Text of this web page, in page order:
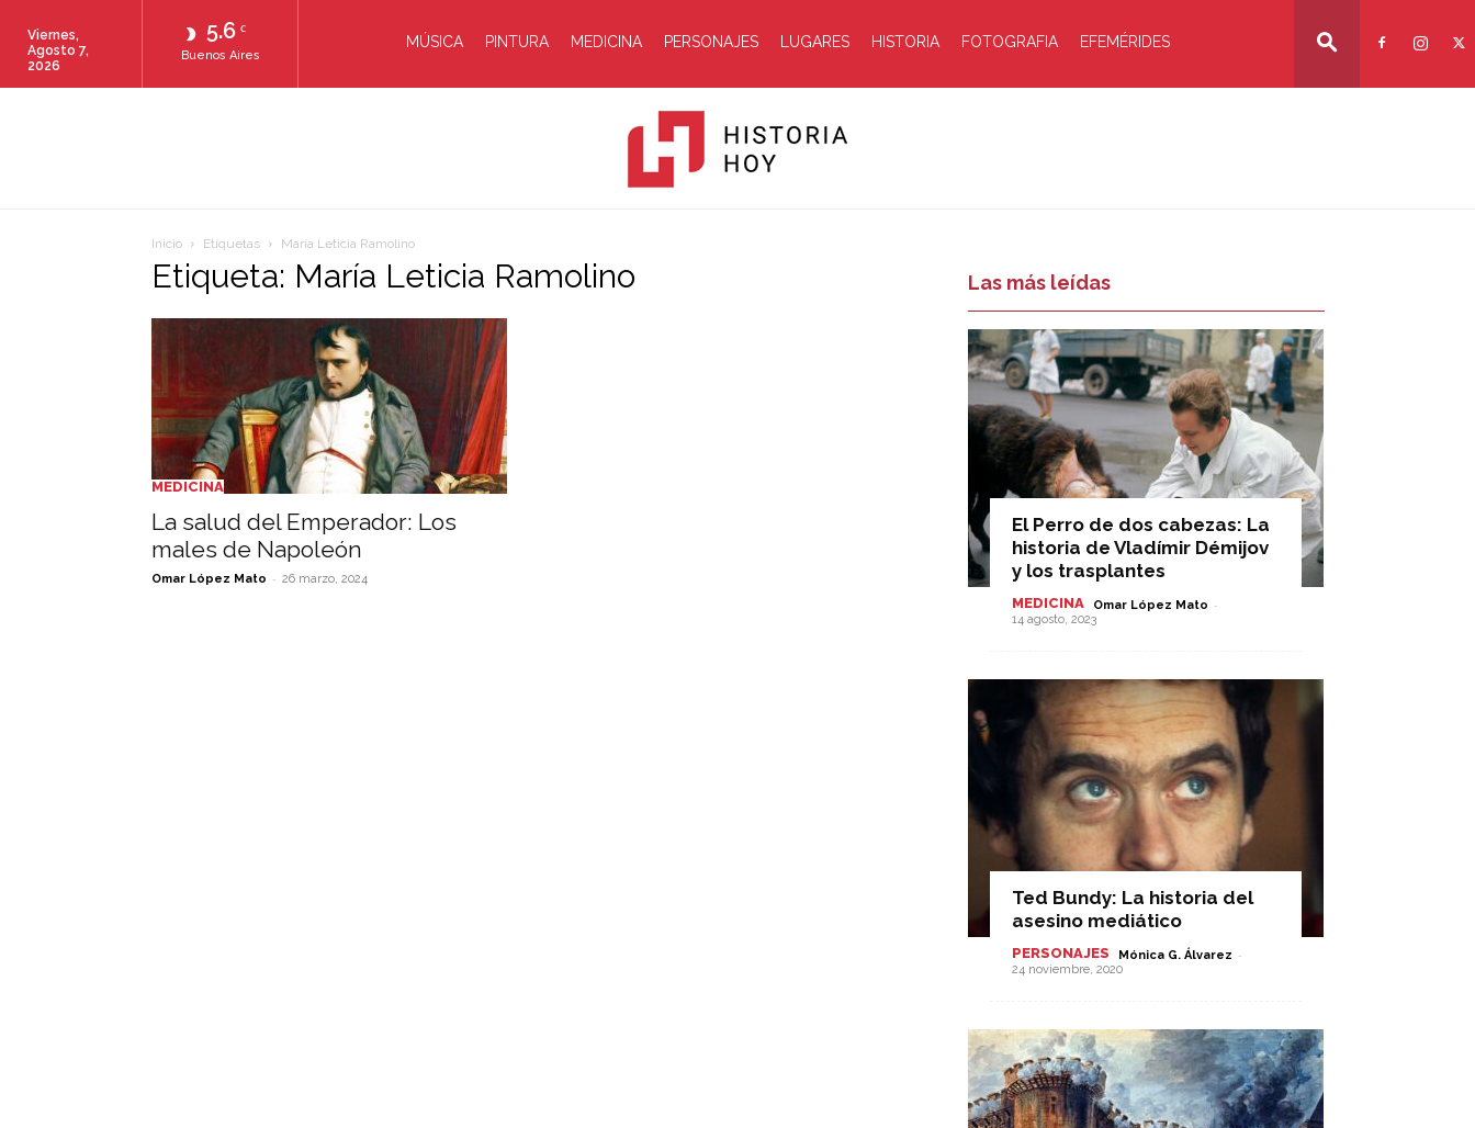
5.6 C
Buenos Aires
Viernes,
Agosto 7,
2026
MÚSICA PINTURA MEDICINA PERSONAJES LUGARES HISTORIA FOTOGRAFIA EFEMÉRIDES
Inicio Etiquetas María Leticia Ramolino
Etiqueta: María Leticia Ramolino
MEDICINA
La salud del Emperador: Los
males de Napoleón
Omar López Mato - 26 marzo, 2024
Las más leídas
El Perro de dos cabezas: La
historia de Vladímir Démijov
y los trasplantes
MEDICINA Omar López Mato -
14 agosto, 2023
Ted Bundy: La historia del
asesino mediático
PERSONAJES Mónica G. Álvarez -
24 noviembre, 2020